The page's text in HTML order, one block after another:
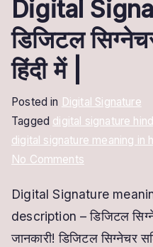
Digital
डिजिटल
हिंदी में |
Posted in Digital Signature
Tagged digital signature
digital signature meaning in
No Commentson
Signature
in
Hindi:
Digital Signature
description – डिजिटल
जानकारी! डिजिटल सिग्नेचर